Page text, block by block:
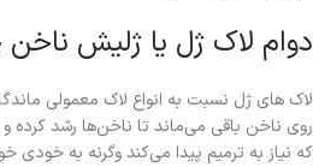
دوام لاک ژل یا ژلیش
لاک های ژل نسبت به انواع لاک معمولی
روی ناخن باقی می‌ماند تا ناخن‌ها رشد کرده
که نیاز به ترمیم پیدا می‌کند وگرنه به خودی